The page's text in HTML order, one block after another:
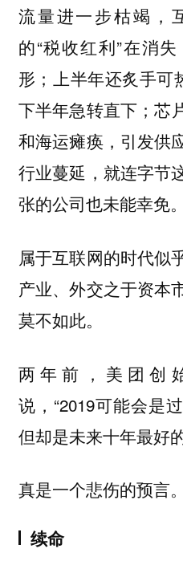
流量进一步枯竭，
的“税收红利”在消
形；上半年还炙手可
下半年急转直下；芯
和海运瘫痪，引发供
行业蔓延，就连字节
张的公司也未能幸免。
属于互联网的时代似
产业、外交之于资本
莫不如此。
两年前，美团创
说，“2019可能会是
但却是未来十年最好
真是一个悲伤的预言。
续命